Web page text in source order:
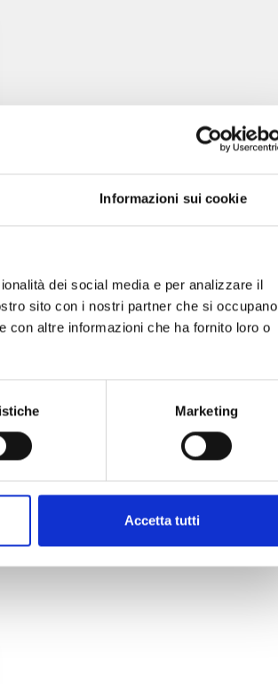
Informazioni sui cookie
dei social media e per analizzare il
sito con i nostri partner che si occupano
con altre informazioni che ha fornito loro o
Marketing
Accetta tutti